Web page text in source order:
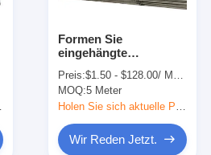
Formen Sie
eingehängte
Belt For Conveyor
drücken 15mm-
6000mm
Preis:$1.50 - $128.00/ Meter|15 Meter/Meters(Min. Order)
MOQ:5 Meter
Wir Reden Jetzt.